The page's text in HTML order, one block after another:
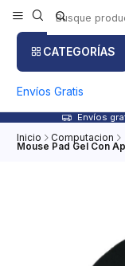
CATEGORÍAS
Envíos Gratis
Envíos
Inicio Computacion
Mouse Pad Gel Con